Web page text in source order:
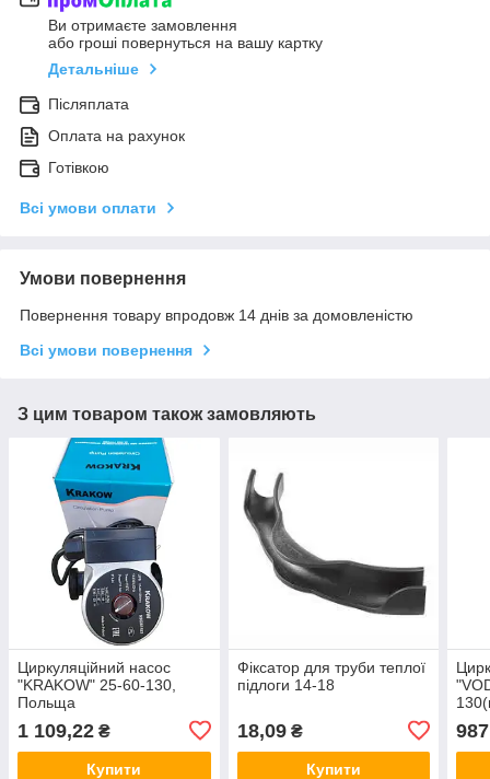
Ви отримаєте замовлення
або гроші повернуться на вашу картку
Детальніше
Післяплата
Оплата на рахунок
Готівкою
Всі умови оплати
Умови повернення
Повернення товару впродовж 14 днів за домовленістю
Всі умови повернення
З цим товаром також замовляють
Циркуляційний насос
"KRAKOW" 25-60-130,
Польща
1 109,22 ₴
Купити
Фіксатор для труби теплої
підлоги 14-18
18,09₴
Купити